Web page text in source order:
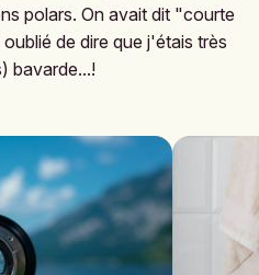
polars. On avait dit "courte
de dire que j'étais très
bavarde...!